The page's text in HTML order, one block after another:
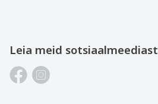
Avatud E-R kl 9-17
Tel: +372 621 2625
Kontaktid
Klienditugi
Sülearvuti aku valimisest
Leia meid sotsiaalmeediast